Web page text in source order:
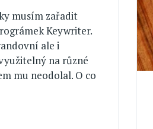
musím zařadit
Keywriter.
ale i
na různé
mu neodolal. O co